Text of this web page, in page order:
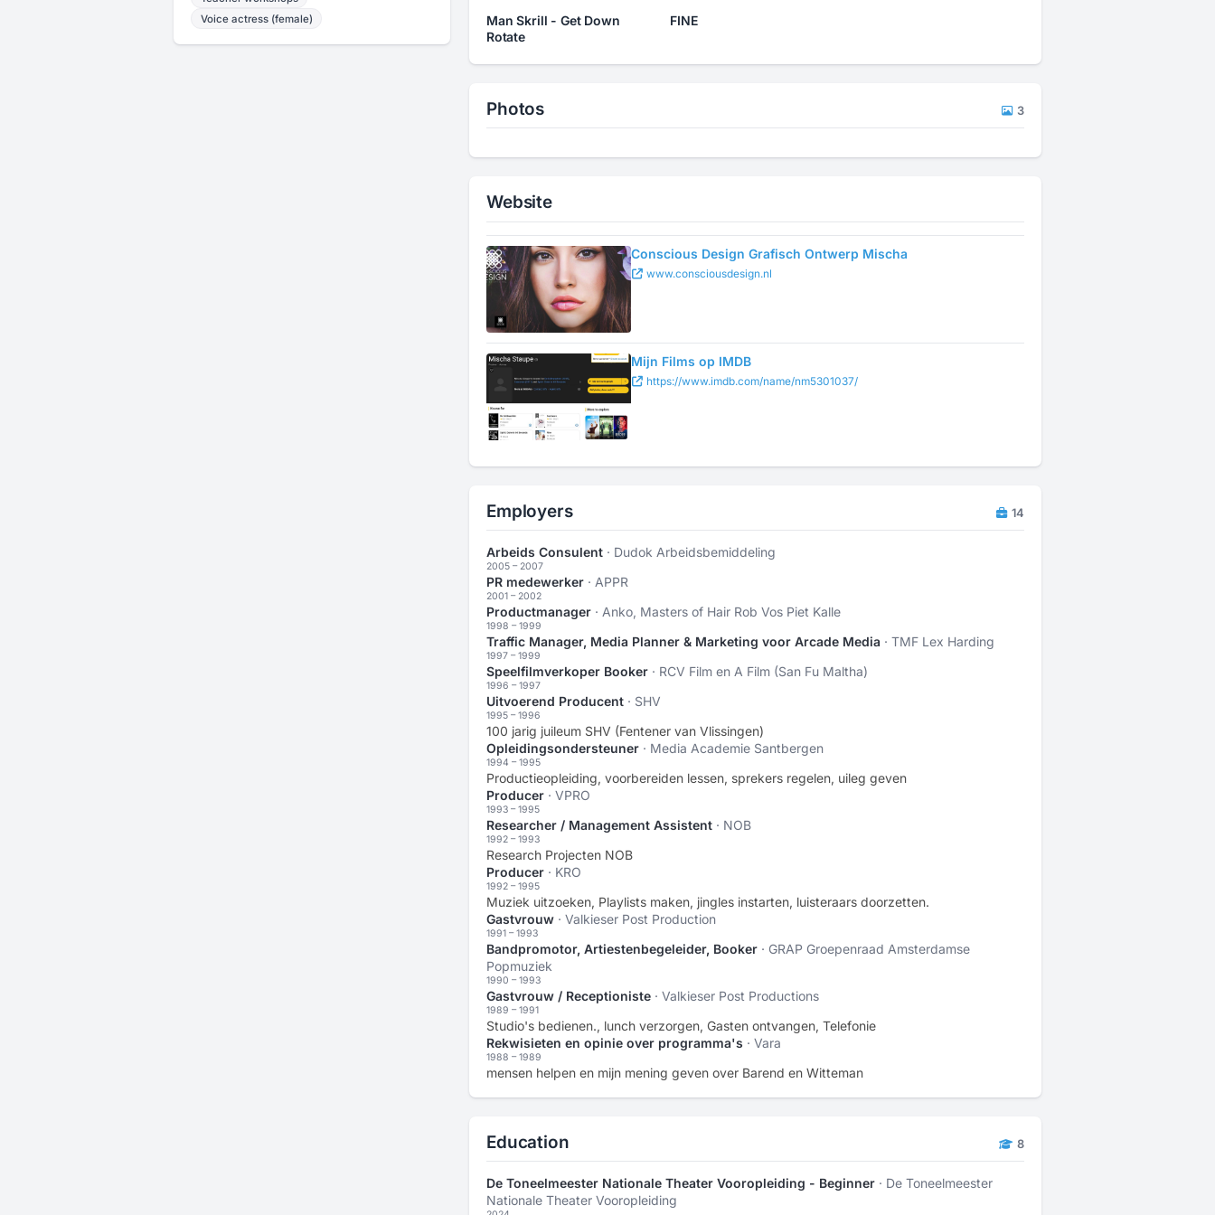
Voice actress (female)
Man Skrill - Get Down
Rotate
FINE
Photos 3
Website
Conscious Design Grafisch Ontwerp Mischa
www.consciousdesign.nl
Mijn Films op IMDB
https://www.imdb.com/name/nm5301037/
Employers 14
Arbeids Consulent · Dudok Arbeidsbemiddeling
2005 – 2007
PR medewerker · APPR
2001 – 2002
Productmanager · Anko, Masters of Hair Rob Vos Piet Kalle
1998 – 1999
Traffic Manager, Media Planner & Marketing voor Arcade Media · TMF Lex Harding
1997 – 1999
Speelfilmverkoper Booker · RCV Film en A Film (San Fu Maltha)
1996 – 1997
Uitvoerend Producent · SHV
1995 – 1996
100 jarig juileum SHV (Fentener van Vlissingen)
Opleidingsondersteuner · Media Academie Santbergen
1994 – 1995
Productieopleiding, voorbereiden lessen, sprekers regelen, uileg geven
Producer · VPRO
1993 – 1995
Researcher / Management Assistent · NOB
1992 – 1993
Research Projecten NOB
Producer · KRO
1992 – 1995
Muziek uitzoeken, Playlists maken, jingles instarten, luisteraars doorzetten.
Gastvrouw · Valkieser Post Production
1991 – 1993
Bandpromotor, Artiestenbegeleider, Booker · GRAP Groepenraad Amsterdamse
Popmuziek
1990 – 1993
Gastvrouw / Receptioniste · Valkieser Post Productions
1989 – 1991
Studio's bedienen., lunch verzorgen, Gasten ontvangen, Telefonie
Rekwisieten en opinie over programma's · Vara
1988 – 1989
mensen helpen en mijn mening geven over Barend en Witteman
Education 8
De Toneelmeester Nationale Theater Vooropleiding - Beginner · De Toneelmeester
Nationale Theater Vooropleiding